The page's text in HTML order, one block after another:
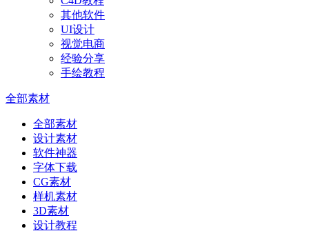
其他软件
UI设计
视觉电商
经验分享
手绘教程
全部素材
全部素材
设计素材
软件神器
字体下载
CG素材
样机素材
3D素材
设计教程